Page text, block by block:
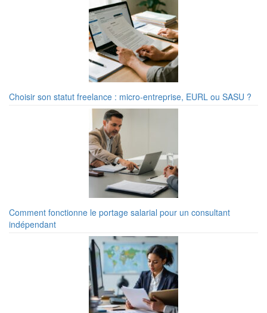
Choisir son statut freelance : micro-entreprise, EURL ou SASU ?
Comment fonctionne le portage salarial pour un consultant
indépendant